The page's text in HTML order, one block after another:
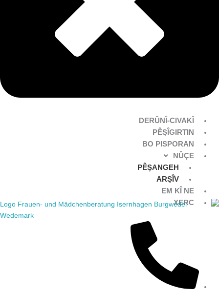
DERÛNÎ-CIVAKÎ
PÊŞÎGIRTIN
BO PISPORAN
NÛÇE
PÊŞANGEH
ARŞÎV
EM KÎ NE
XERC